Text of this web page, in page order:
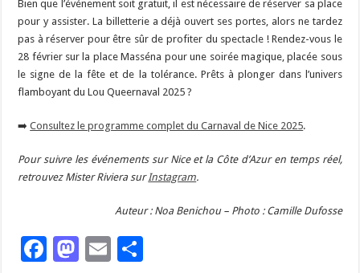
Bien que l’événement soit gratuit, il est nécessaire de réserver sa place
pour y assister. La billetterie a déjà ouvert ses portes, alors ne tardez
pas à réserver pour être sûr de profiter du spectacle ! Rendez-vous le
28 février sur la place Masséna pour une soirée magique, placée sous
le signe de la fête et de la tolérance. Prêts à plonger dans l’univers
flamboyant du Lou Queernaval 2025 ?
➡️Consultez le programme complet du Carnaval de Nice 2025.
Pour suivre les événements sur Nice et la Côte d’Azur en temps réel,
retrouvez Mister Riviera sur Instagram.
Auteur : Noa Benichou – Photo : Camille Dufosse
Facebook
Mastodon
Email